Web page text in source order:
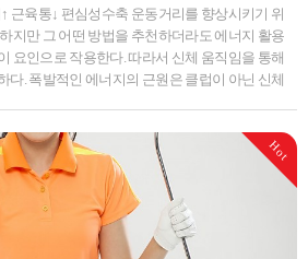
근육통↓ 편심성수축 운동거리를 향상시키기 위
지만 그 어떤 방법을 추천하더라도 에너지 활용
요인으로 작용한다. 따라서 신체 움직임을 통해
다. 폭발적인 에너지의 근원은 클럽이 아닌 신체
Hot